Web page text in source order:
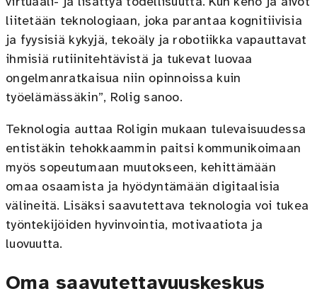
liitetään teknologiaan, joka parantaa kognitiivisia
ja fyysisiä kykyjä, tekoäly ja robotiikka vapauttavat
ihmisiä rutiinitehtävistä ja tukevat luovaa
ongelmanratkaisua niin opinnoissa kuin
työelämässäkin”, Rolig sanoo.
Teknologia auttaa Roligin mukaan tulevaisuudessa
entistäkin tehokkaammin paitsi kommunikoimaan
myös sopeutumaan muutokseen, kehittämään
omaa osaamista ja hyödyntämään digitaalisia
välineitä. Lisäksi saavutettava teknologia voi tukea
työntekijöiden hyvinvointia, motivaatiota ja
luovuutta.
Oma saavutettavuuskeskus